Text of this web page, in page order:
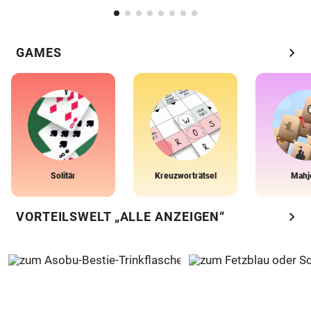
GAMES chevron_right
Solitär Kreuzworträtsel
VORTEILSWELT „ALLE ANZEIGEN“ chevron_right